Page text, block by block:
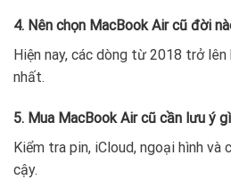
4. Nên chọn MacBook Air cũ đời
Hiện nay, các dòng từ 2018 trở
nhất.
5. Mua MacBook Air cũ cần lưu ý
Kiểm tra pin, iCloud, ngoại hình và
cậy.